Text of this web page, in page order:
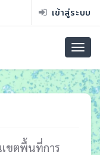
เข้าสู่ระบบ
เขตพื้นที่การ